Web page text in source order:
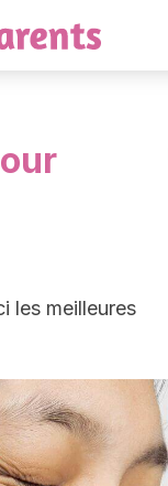
les meilleures